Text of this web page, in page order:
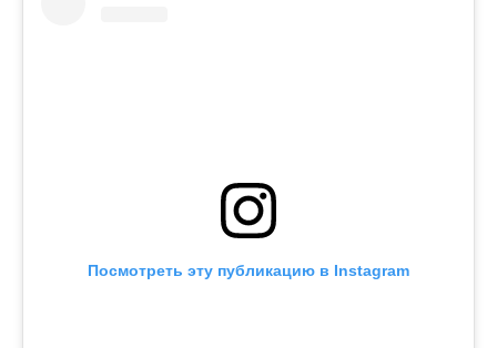
Посмотреть эту публикацию в Instagram